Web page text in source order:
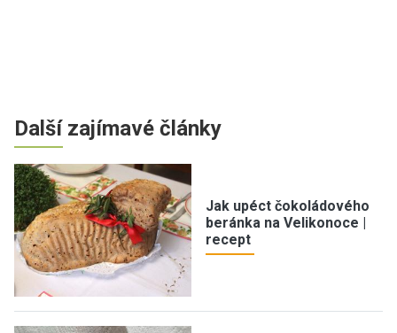
Další zajímavé články
Jak upéct čokoládového
beránka na Velikonoce |
recept